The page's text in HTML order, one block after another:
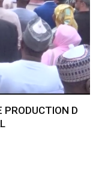
PRODUCTION D